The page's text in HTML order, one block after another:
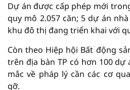
Dự án được cấp phép mới
quy mô 2.057 căn; 5 dự án
khu đô thị đang triển khai với
Còn theo Hiệp hội Bất động
trên địa bàn TP có hơn 100
mắc về pháp lý cần các cơ
gỡ.